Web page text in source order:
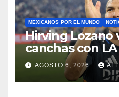
MEXICANOS POR EL MUNDO
Hirving Lozano
canchas con
AGOSTO 6, 2026